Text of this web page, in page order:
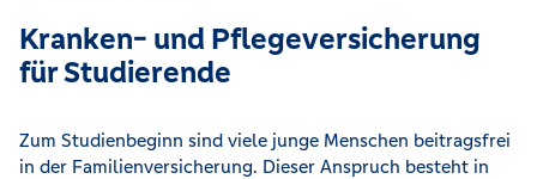
Kranken- und Pflegeversicherung
für Studierende
Zum Studienbeginn sind viele junge Menschen beitragsfrei
in der Familienversicherung. Dieser Anspruch besteht in